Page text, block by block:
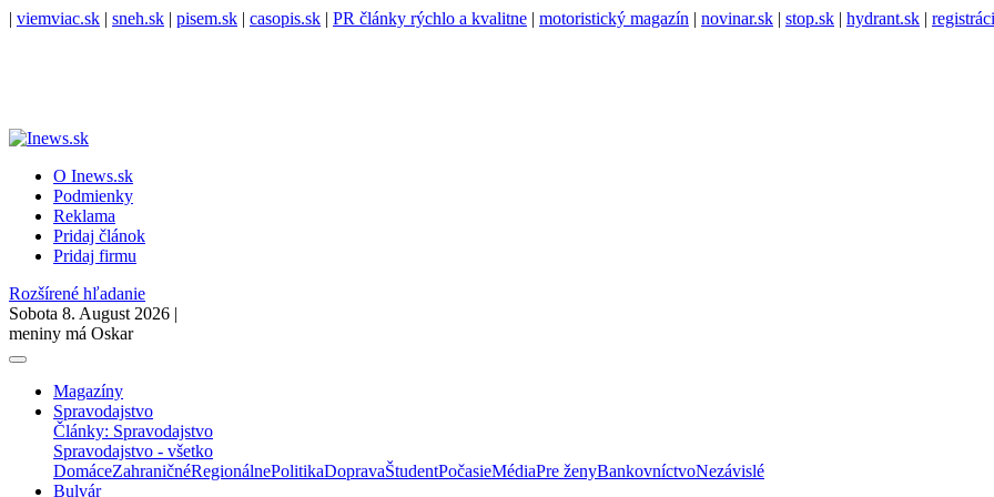
| viemviac.sk | sneh.sk | pisem.sk | casopis.sk | PR články rýchlo a kvalitne | motoristický magazín | novinar.sk | stop.sk | hydrant.sk |
O Inews.sk
Podmienky
Reklama
Pridaj článok
Pridaj firmu
Rozšírené hľadanie
Sobota 8. August 2026 |
meniny má Oskar
Magazíny
Spravodajstvo
Články: Spravodajstvo
Spravodajstvo - všetko
DomáceZahraničnéRegionálnePolitikaDopravaŠtudentPočasieMédiaPre ženyBankovníctvoNezávislé
Bulvár